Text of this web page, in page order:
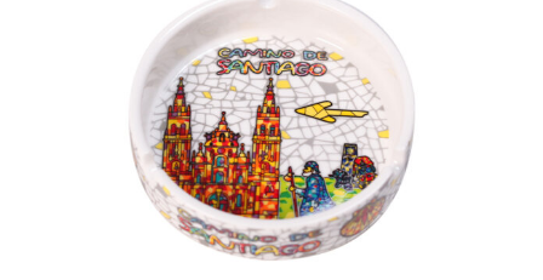
Ouvre-bouteilles
Tasses
Bols
Cendriers